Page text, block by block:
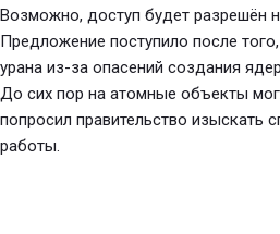
Возможно, доступ будет разрешён
Предложение поступило после
урана из-за опасений создания
До сих пор на атомные объекты
попросил правительство изыскать
работы.